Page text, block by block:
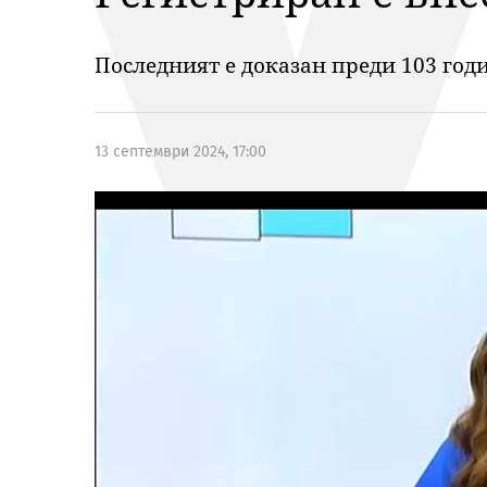
Последният е доказан преди 103
13 септември 2024, 17:00